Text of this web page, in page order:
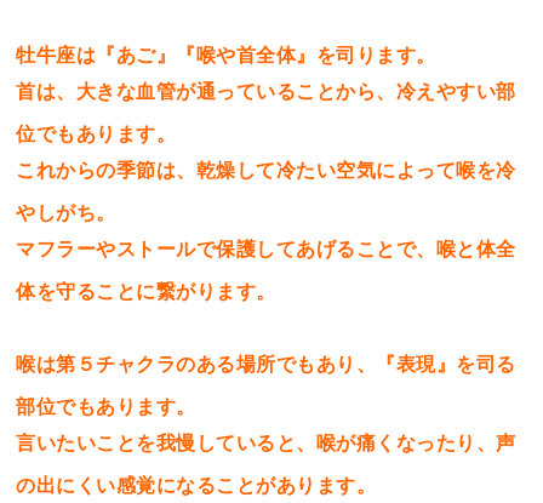
牡牛座は『あご』『喉や首全体』を司ります。
首は、大きな血管が通っていることから、冷えやすい部
位でもあります。
これからの季節は、乾燥して冷たい空気によって喉を冷
やしがち。
マフラーやストールで保護してあげることで、喉と体全
体を守ることに繋がります。
喉は第５チャクラのある場所でもあり、『表現』を司る
部位でもあります。
言いたいことを我慢していると、喉が痛くなったり、声
の出にくい感覚になることがあります。